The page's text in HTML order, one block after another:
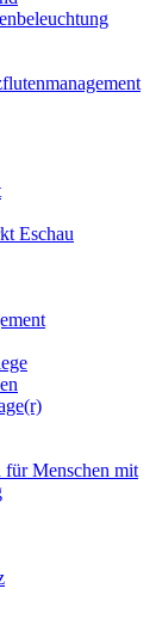
Eschau
für Menschen mit